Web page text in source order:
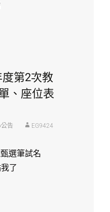
第2次教
、座位表
公告 EG9424
選筆試名
了